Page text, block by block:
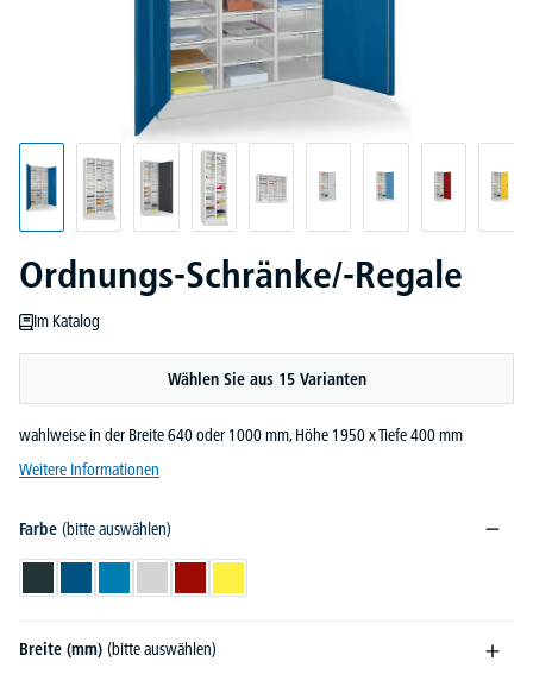
Ordnungs-Schränke/-Regale
Im Katalog
Wählen Sie aus 15 Varianten
wahlweise in der Breite 640 oder 1000 mm, Höhe 1950 x Tiefe 400 mm
Weitere Informationen
Farbe (bitte auswählen)
Anthrazitgrau RAL 7016
Enzianblau RAL 5010
Lichtblau RAL 5012
Lichtgrau RAL 7035
Rubinrot RAL 3003
Zinkgelb RAL 1018
Breite (mm) (bitte auswählen)